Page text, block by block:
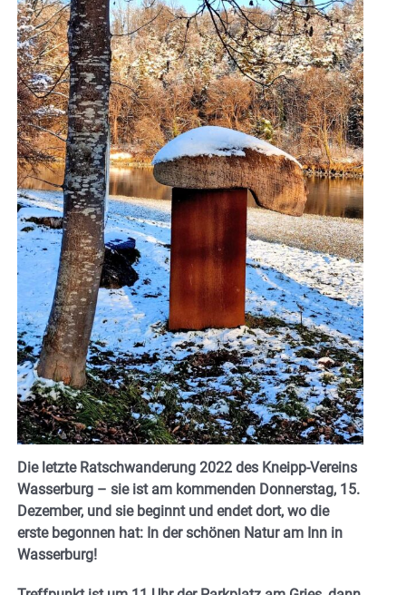
Die letzte Ratschwanderung 2022 des Kneipp-Vereins
Wasserburg – sie ist am kommenden Donnerstag, 15.
Dezember, und sie beginnt und endet dort, wo die
erste begonnen hat: In der schönen Natur am Inn in
Wasserburg!